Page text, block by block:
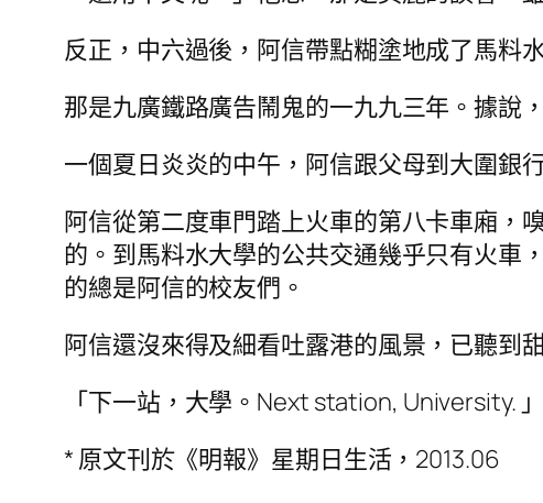
反正，中六過後，阿信帶點糊塗地成了馬料
那是九廣鐵路廣告鬧鬼的一九九三年。據說
一個夏日炎炎的中午，阿信跟父母到大圍銀
阿信從第二度車門踏上火車的第八卡車廂，
的。到馬料水大學的公共交通幾乎只有火車
的總是阿信的校友們。
阿信還沒來得及細看吐露港的風景，已聽到
「下一站，大學。Next station, University. 」
* 原文刊於《明報》星期日生活，2013.06